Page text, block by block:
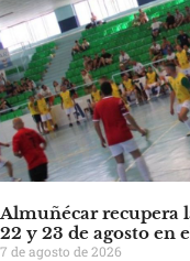
Almuñécar recupera
22 y 23 de agosto en
7 de agosto de 2026